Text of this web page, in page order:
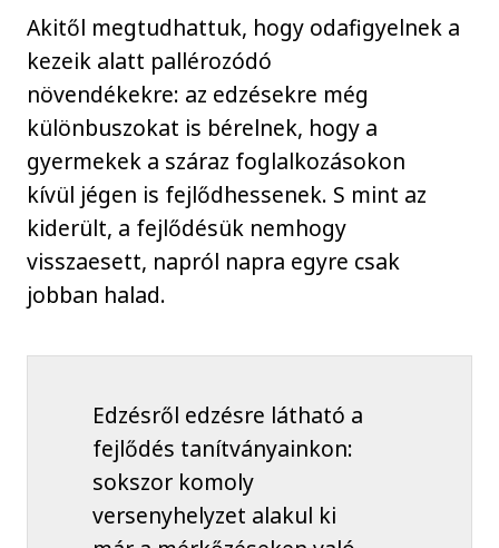
Akitől megtudhattuk, hogy odafigyelnek a
kezeik alatt pallérozódó
növendékekre: az edzésekre még
különbuszokat is bérelnek, hogy a
gyermekek a száraz foglalkozásokon
kívül jégen is fejlődhessenek. S mint az
kiderült, a fejlődésük nemhogy
visszaesett, napról napra egyre csak
jobban halad.
Edzésről edzésre látható a
fejlődés tanítványainkon:
sokszor komoly
versenyhelyzet alakul ki